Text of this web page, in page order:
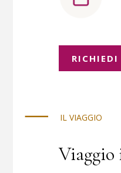
IL VIAGGIO
Viaggio